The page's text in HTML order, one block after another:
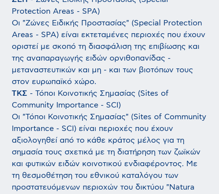
Protection Areas - SPA)
Οι "Ζώνες Ειδικής Προστασίας" (Special Protection
Areas - SPA) είναι εκτεταμένες περιοχές που έχουν
οριστεί με σκοπό τη διασφάλιση της επιβίωσης και
της αναπαραγωγής ειδών ορνιθοπανίδας -
μεταναστευτικών και μη - και των βιοτόπων τους
στον ευρωπαϊκό χώρο.
ΤΚΣ - Τόποι Κοινοτικής Σημασίας (Sites of
Community Importance - SCI)
Οι "Τόποι Κοινοτικής Σημασίας" (Sites of Community
Importance - SCI) είναι περιοχές που έχουν
αξιολογηθεί από το κάθε κράτος μέλος για τη
σημασία τους σχετικά με τη διατήρηση των ζωϊκών
και φυτικών ειδών κοινοτικού ενδιαφέροντος. Με
τη θεσμοθέτηση του εθνικού καταλόγου των
προστατευόμενων περιοχών του δικτύου "Natura